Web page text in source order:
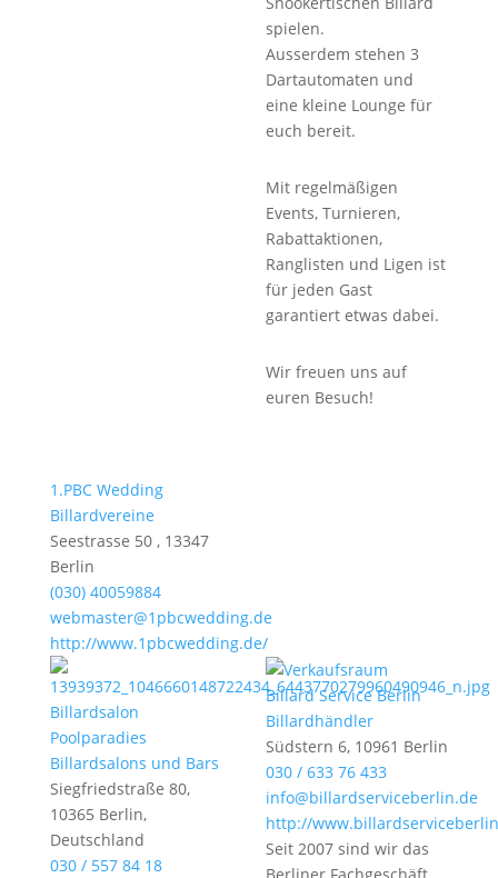
spielen.
Ausserdem stehen 3
Dartautomaten und
eine kleine Lounge für
euch bereit.
Mit regelmäßigen
Events, Turnieren,
Rabattaktionen,
Ranglisten und Ligen ist
für jeden Gast
garantiert etwas dabei.
Wir freuen uns auf
euren Besuch!
1.PBC Wedding
Billardvereine
Seestrasse 50 , 13347
Berlin
(030) 40059884
webmaster@1pbcwedding.de
http://www.1pbcwedding.de/
Billardsalon
Poolparadies
Billardsalons und Bars
Siegfriedstraße 80,
10365 Berlin,
Deutschland
030 / 557 84 18
Billard Service Berlin
Billardhändler
Südstern 6, 10961 Berlin
030 / 633 76 433
info@billardserviceberlin.de
http://
Seit 2007 sind wir das